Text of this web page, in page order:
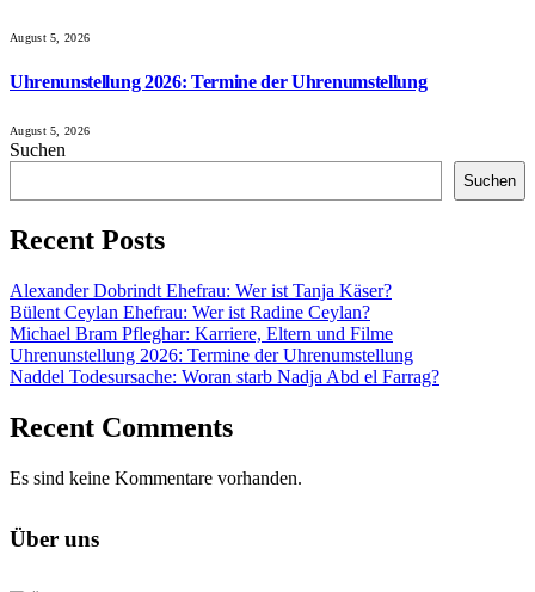
August 5, 2026
Uhrenunstellung 2026: Termine der Uhrenumstellung
August 5, 2026
Suchen
Suchen
Recent Posts
Alexander Dobrindt Ehefrau: Wer ist Tanja Käser?
Bülent Ceylan Ehefrau: Wer ist Radine Ceylan?
Michael Bram Pfleghar: Karriere, Eltern und Filme
Uhrenunstellung 2026: Termine der Uhrenumstellung
Naddel Todesursache: Woran starb Nadja Abd el Farrag?
Recent Comments
Es sind keine Kommentare vorhanden.
Über uns